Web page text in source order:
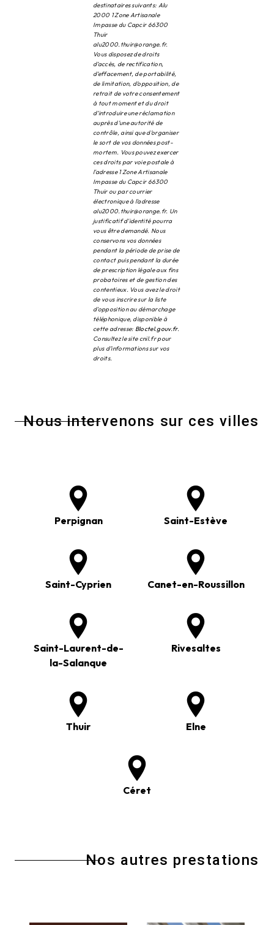
destinataires suivants: Alu
2000 1 Zone Artisanale
Impasse du Capcir 66300
Thuir
alu2000.thuir@orange.fr.
Vous disposez de droits
d’accès, de rectification,
d’effacement, de portabilité,
de limitation, d’opposition, de
retrait de votre consentement
à tout moment et du droit
d’introduire une réclamation
auprès d’une autorité de
contrôle, ainsi que d’organiser
le sort de vos données post-
mortem. Vous pouvez exercer
ces droits par voie postale à
l'adresse 1 Zone Artisanale
Impasse du Capcir 66300
Thuir ou par courrier
électronique à l'adresse
alu2000.thuir@orange.fr. Un
justificatif d'identité pourra
vous être demandé. Nous
conservons vos données
pendant la période de prise de
contact puis pendant la durée
de prescription légale aux fins
probatoires et de gestion des
contentieux. Vous avez le droit
de vous inscrire sur la liste
d'opposition au démarchage
téléphonique, disponible à
cette adresse: Bloctel.gouv.fr.
Consultez le site cnil.fr pour
plus d’informations sur vos
droits.
Nous intervenons sur ces villes
Perpignan Saint-Estève
Saint-Cyprien Canet-en-Roussillon
Saint-Laurent-de-
la-Salanque
Rivesaltes
Thuir Elne
Céret
Nos autres prestations